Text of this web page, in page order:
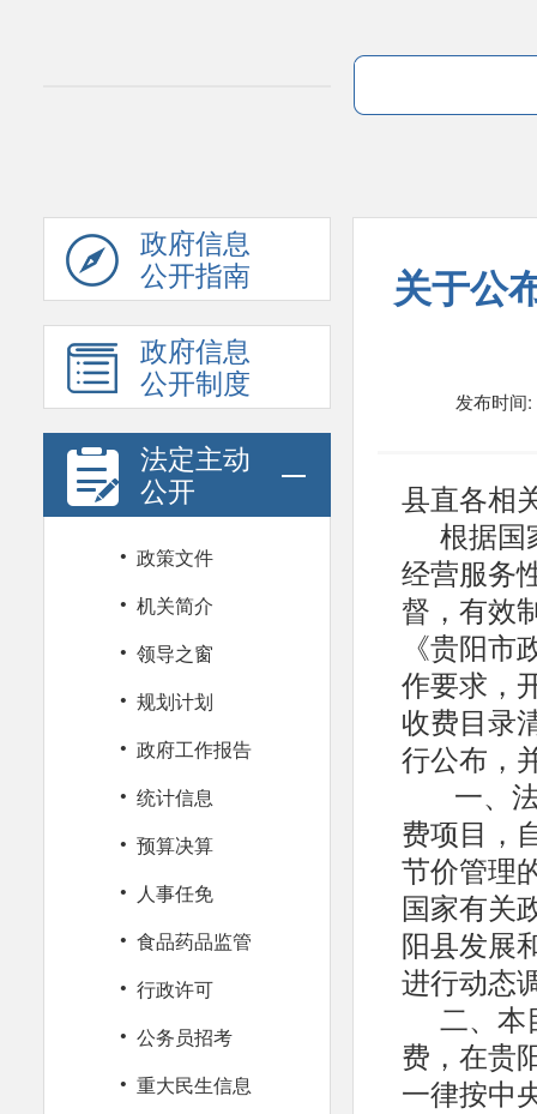
政府信息
公开指南
政府信息
公开制度
法定主动
公开
· 政策文件
· 机关简介
· 领导之窗
· 规划计划
· 政府工作报告
· 统计信息
· 预算决算
· 人事任免
· 食品药品监管
· 行政许可
· 公务员招考
· 重大民生信息
关于公
发布时间
县直各相
根据国
经营服务
督，有效
《贵阳
作要求，
收费目录
行公布，
一、
费项目，
节价管理
国家有关
阳县发展
进行动态
二、本
费，在贵
一律按中